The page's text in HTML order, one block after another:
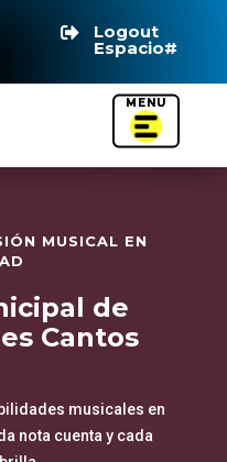
 Logout
Espacio#
MUSICAL EN
de
Cantos
musicales en
nota cuenta y cada